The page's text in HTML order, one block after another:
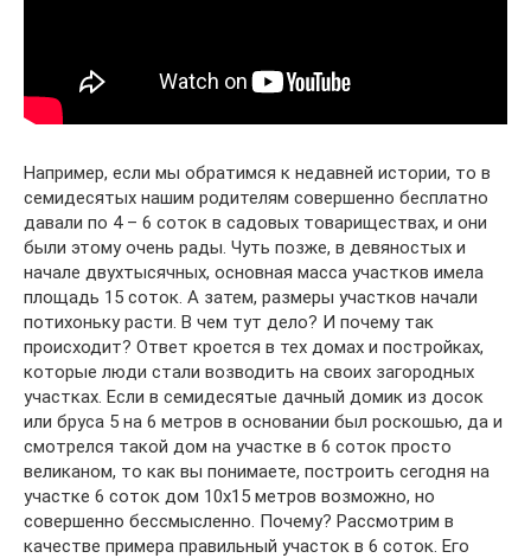
Например, если мы обратимся к недавней истории, то в
семидесятых нашим родителям совершенно бесплатно
давали по 4 – 6 соток в садовых товариществах, и они
были этому очень рады. Чуть позже, в девяностых и
начале двухтысячных, основная масса участков имела
площадь 15 соток. А затем, размеры участков начали
потихоньку расти. В чем тут дело? И почему так
происходит? Ответ кроется в тех домах и постройках,
которые люди стали возводить на своих загородных
участках. Если в семидесятые дачный домик из досок
или бруса 5 на 6 метров в основании был роскошью, да и
смотрелся такой дом на участке в 6 соток просто
великаном, то как вы понимаете, построить сегодня на
участке 6 соток дом 10х15 метров возможно, но
совершенно бессмысленно. Почему? Рассмотрим в
качестве примера правильный участок в 6 соток. Его